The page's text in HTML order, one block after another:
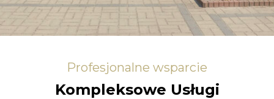
Profesjonalne wsparcie
Kompleksowe Usługi